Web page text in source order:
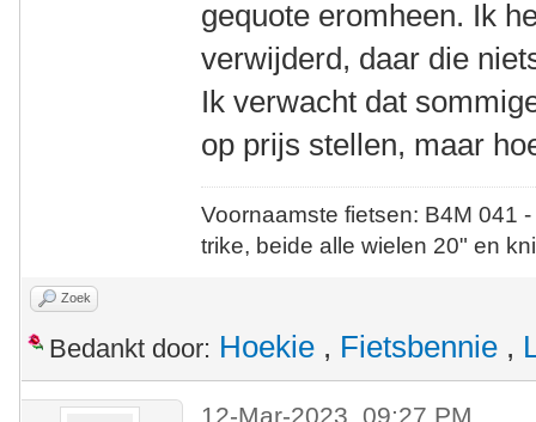
gequote eromheen. Ik
verwijderd, daar die
Ik verwacht dat
op prijs stellen, maar
Voornaamste fietsen: B4M
trike, beide alle wielen 20" en
Zoek
Bedankt door: Hoekie , Fietsbennie ,
12-Mar-2023, 09:27 PM